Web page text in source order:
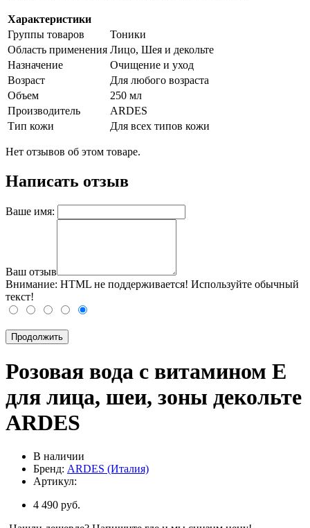
Характеристики
Группы товаров
Тоники
Область применения Лицо, Шея и декольте
Назначение
Очищение и уход
Возраст
Для любого возраста
Объем
250 мл
Производитель
ARDES
Тип кожи
Для всех типов кожи
Нет отзывов об этом товаре.
Написать отзыв
Ваше имя:
Ваш отзыв
Внимание: HTML не поддерживается! Используйте обычный
текст!
Продолжить
Розовая вода с витамином Е
для лица, шеи, зоны декольте
ARDES
В наличии
Бренд: ARDES (Италия)
Артикул:
4 490 руб.